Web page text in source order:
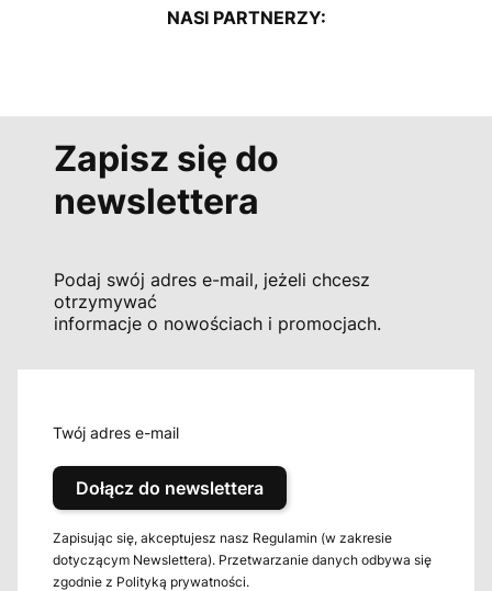
NASI PARTNERZY:
Zapisz się do
newslettera
Podaj swój adres e-mail, jeżeli chcesz
otrzymywać
informacje o nowościach i promocjach.
Twój adres e-mail
Dołącz do newslettera
Zapisując się, akceptujesz nasz Regulamin (w zakresie
dotyczącym Newslettera). Przetwarzanie danych odbywa się
zgodnie z Polityką prywatności.